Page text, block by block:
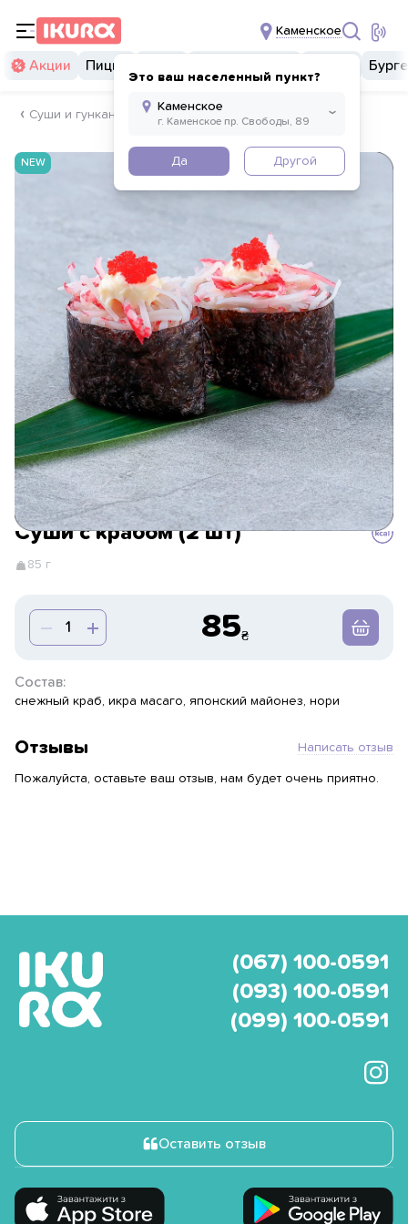
Каменское
Это ваш населенный пункт?
Да Другой
Акции Пицца
Суши и гунканы
NEW
Суши с крабом (2 шт)
85 г
85
Состав:
cнежный краб, икра масаго, японский майонез, нори
Отзывы Написать отзыв
Пожалуйста, оставьте ваш отзыв, нам будет очень приятно.
(067) 100-0591
(093) 100-0591
(099) 100-0591
Оставить отзыв